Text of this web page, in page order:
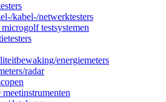
kabel-/netwerktesters
testsystemen
energiemeters
radar